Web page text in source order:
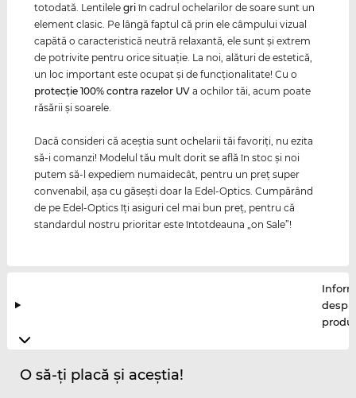
totodată. Lentilelegri în cadrul ochelarilor de soare sunt un
element clasic. Pe lângă faptul că prin ele câmpului vizual
capătă o caracteristică neutră relaxantă, ele sunt şi extrem
de potrivite pentru orice situaţie. La noi, alături de estetică,
un loc important este ocupat şi de funcţionalitate! Cu o
protecţie 100% contra razelor UV a ochilor tăi, acum poate
răsării şi soarele.
Dacă consideri că aceştia sunt ochelarii tăi favoriţi, nu ezita
să-i comanzi! Modelul tău mult dorit se află în stoc şi noi
putem să-l expediem numaidecât, pentru un preţ super
convenabil, aşa cu găseşti doar la Edel-Optics. Cumpărând
de pe Edel-Optics îţi asiguri cel mai bun preţ, pentru că
standardul nostru prioritar este întotdeauna „on Sale”!
O să-ți placă și aceștia!